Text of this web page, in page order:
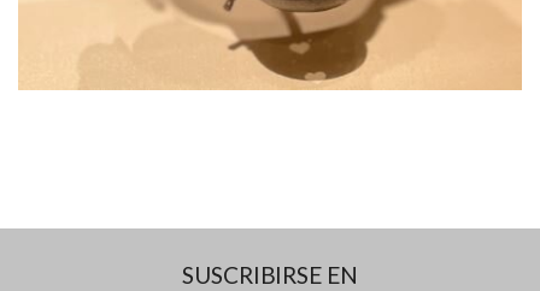
SUSCRIBIRSE EN